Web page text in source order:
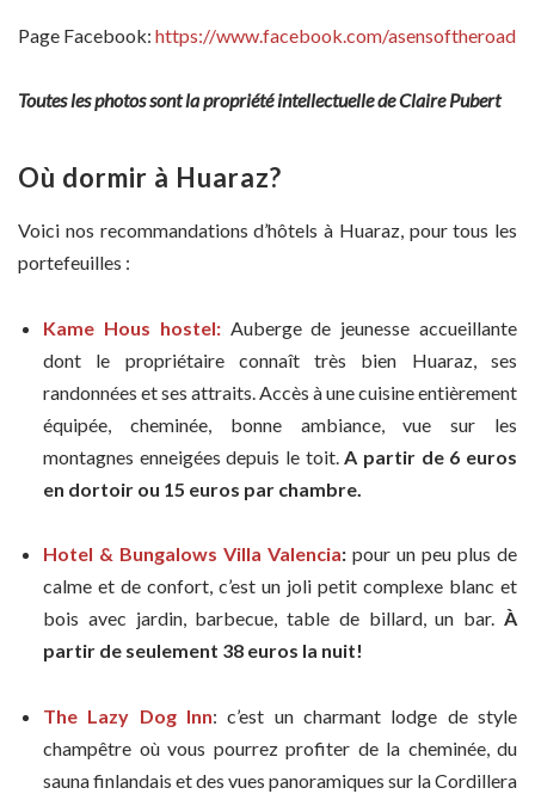
Page Facebook: https://www.facebook.com/asensoftheroad
Toutes les photos sont la propriété intellectuelle de Claire Pubert
Où dormir à Huaraz?
Voici nos recommandations d’hôtels à Huaraz, pour tous les
portefeuilles :
Kame Hous hostel: Auberge de jeunesse accueillante
dont le propriétaire connaît très bien Huaraz, ses
randonnées et ses attraits. Accès à une cuisine entièrement
équipée, cheminée, bonne ambiance, vue sur les
montagnes enneigées depuis le toit. A partir de 6 euros
en dortoir ou 15 euros par chambre.
Hotel & Bungalows Villa Valencia: pour un peu plus de
calme et de confort, c’est un joli petit complexe blanc et
bois avec jardin, barbecue, table de billard, un bar. À
partir de seulement 38 euros la nuit!
The Lazy Dog Inn: c’est un charmant lodge de style
champêtre où vous pourrez profiter de la cheminée, du
sauna finlandais et des vues panoramiques sur la Cordillera